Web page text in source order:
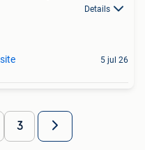
Details
5 jul 26
3